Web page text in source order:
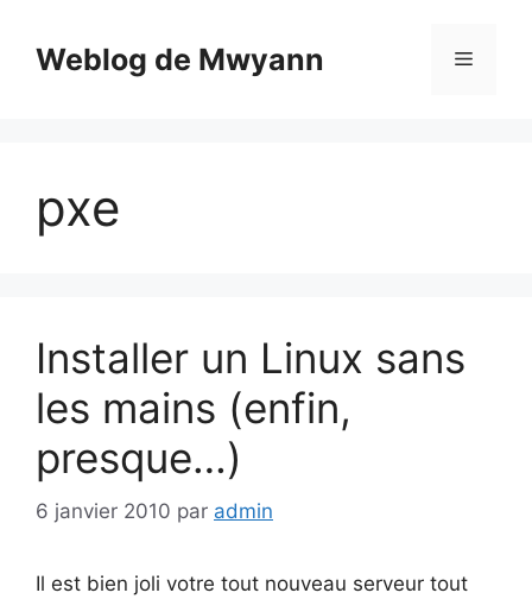
contenuWeblog de Mwyann Menu
pxe
Installer un Linux sans
les mains (enfin,
presque…)
6 janvier 2010 par admin
Il est bien joli votre tout nouveau serveur tout